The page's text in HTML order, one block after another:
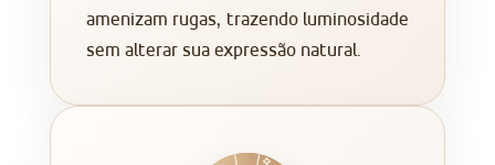
amenizam rugas, trazendo luminosidade
sem alterar sua expressão natural.